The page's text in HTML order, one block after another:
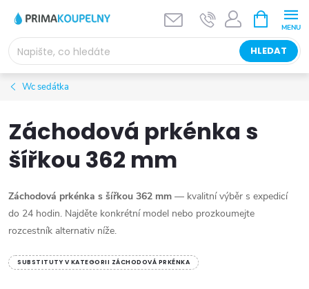
obsah
HLEDAT
NÁKUPNÍ
KOŠÍK
Wc sedátka
Záchodová prkénka s
šířkou 362 mm
Záchodová prkénka s šířkou 362 mm — kvalitní výběr s expedicí
do 24 hodin. Najděte konkrétní model nebo prozkoumejte
rozcestník alternativ níže.
SUBSTITUTY V KATEGORII ZÁCHODOVÁ PRKÉNKA